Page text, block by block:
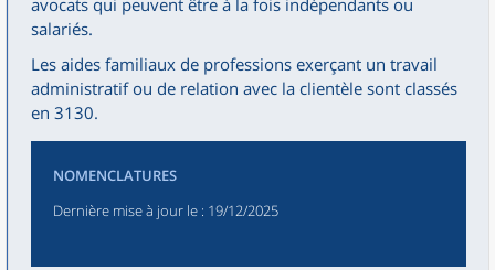
avocats qui peuvent être à la fois indépendants ou
salariés.
Les aides familiaux de professions exerçant un travail
administratif ou de relation avec la clientèle sont classés
en 3130.
NOMENCLATURES
Dernière mise à jour le : 19/12/2025